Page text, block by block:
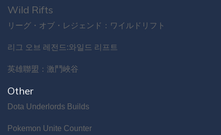
Wild Rifts
リーグ・オブ・レジェンド：ワイルドリフト
리그 오브 레전드:와일드 리프트
英雄聯盟：激鬥峽谷
Other
Dota Underlords Builds
Pokemon Unite Counter